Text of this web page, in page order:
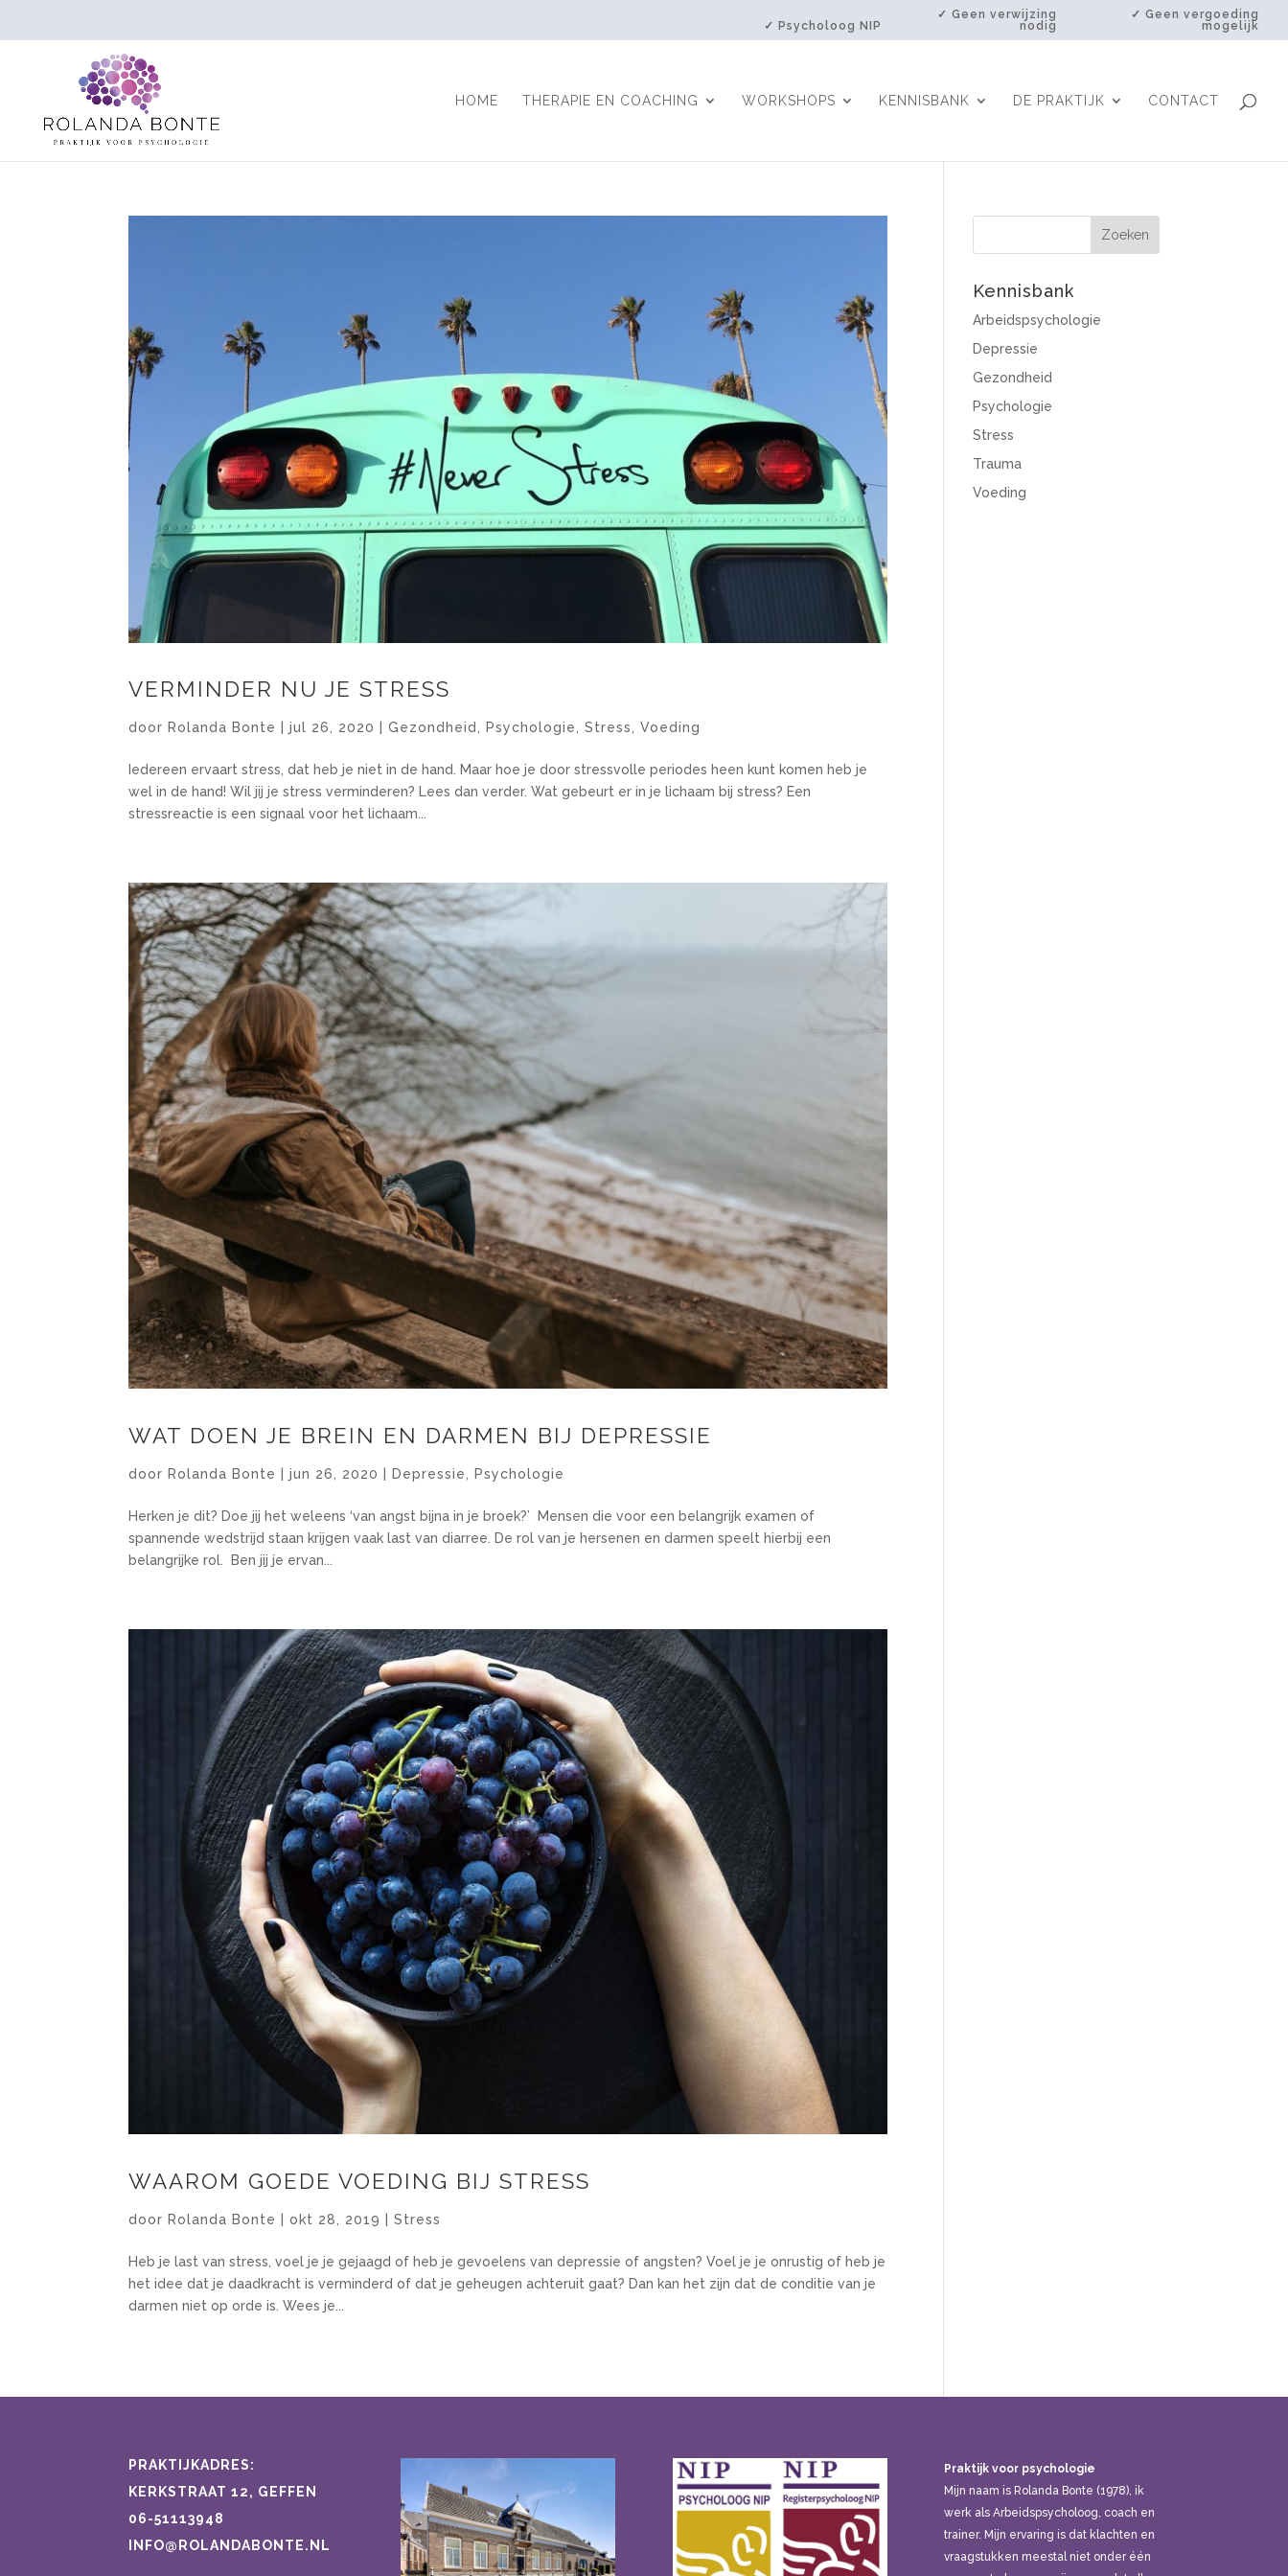
✓ Psycholoog NIP
✓ Geen verwijzing
nodig
✓ Geen vergoeding
mogelijk
HOME THERAPIE EN COACHING WORKSHOPS KENNISBANK DE PRAKTIJK CONTACT
VERMINDER NU JE STRESS
door Rolanda Bonte |jul 26, 2020 |Gezondheid Psychologie ,Stress ,Voeding
Iedereen ervaart stress, dat heb je niet in de hand. Maar hoe je door stressvolle periodes heen kunt komen heb je
wel in de hand! Wil jij je stress verminderen? Lees dan verder. Wat gebeurt er in je lichaam bij stress? Een
stressreactie is een signaal voor het lichaam...
WAT DOEN JE BREIN EN DARMEN BIJ DEPRESSIE
doorRolanda Bonte |jun 26, 2020 |Depressie ,Psychologie
Herken je dit? Doe jij het weleens ‘van angst bijna in je broek?’ Mensen die voor een belangrijk examen of
spannende wedstrijd staan krijgen vaak last van diarree. De rol van je hersenen en darmen speelt hierbij een
belangrijke rol. Ben jij je ervan...
WAAROM GOEDE VOEDING BIJ STRESS
door Rolanda Bonte okt 28, 2019 |Stress
Heb je last van stress, voel je je gejaagd of heb je gevoelens van depressie of angsten? Voel je je onrustig of heb je
het idee dat je daadkracht is verminderd of dat je geheugen achteruit gaat? Dan kan het zijn dat de conditie van je
darmen niet op orde is. Wees je...
Kennisbank
Arbeidspsychologie
Depressie
Gezondheid
Psychologie
Stress
Trauma
Voeding
PRAKTIJKADRES:
KERKSTRAAT 12, GEFFEN
06-51113948
INFO@ROLANDABONTE.NL
Praktijk voor psychologie
Mijn naam is Rolanda Bonte (1978), ik
werk als Arbeidspsycholoog, coach en
trainer. Mijn ervaring is dat klachten en
vraagstukken meestal niet onder één